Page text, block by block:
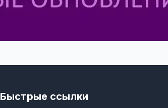
Быстрые ссылки